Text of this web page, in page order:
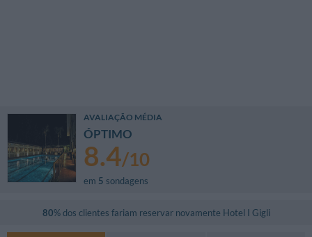
AVALIAÇÃO MÉDIA
ÓPTIMO
8.4/10
em 5 sondagens
80% dos clientes fariam reservar novamente Hotel I Gigli